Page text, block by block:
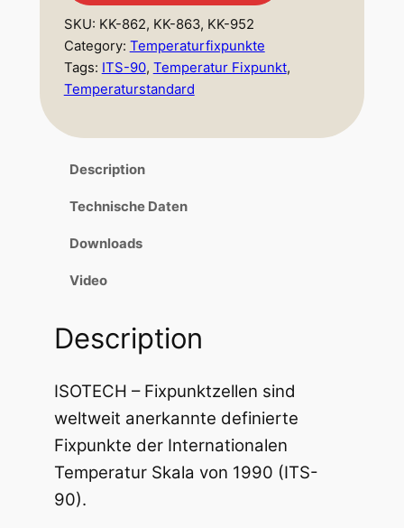
SKU: KK-862, KK-863, KK-952
Category: Temperaturfixpunkte
Tags: ITS-90, Temperatur Fixpunkt
Temperaturstandard
Description
Technische Daten
Downloads
Video
Description
ISOTECH – Fixpunktzellen sind
weltweit anerkannte definierte
Fixpunkte der Internationalen
Temperatur Skala von 1990 (ITS-
90).